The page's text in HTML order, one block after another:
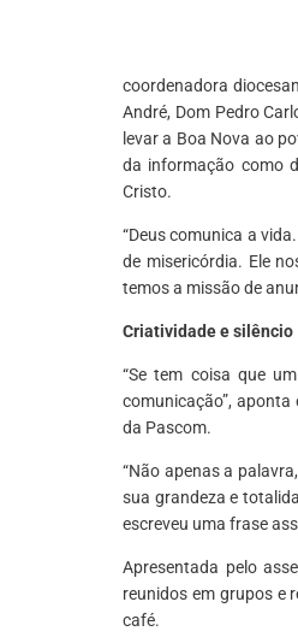
coordenadora
André, Dom Pedro
levar a Boa Nova ao
da informação como
Cristo.
“Deus comunica a
de misericórdia. Ele
temos a missão de
Criatividade e silêncio
“Se tem coisa que
comunicação”,
da Pascom.
“Não apenas a
sua grandeza e
escreveu uma frase
Apresentada pelo
reunidos em grupos e
café.